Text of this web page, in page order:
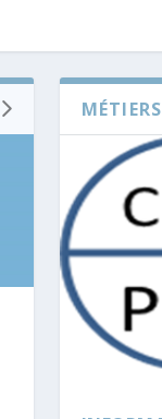
MÉTIERS